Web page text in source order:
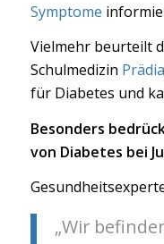
Symptome
Vielmehr beurteilt
Schulmedizin
für Diabetes und
Besonders
von Diabetes bei
„Wir